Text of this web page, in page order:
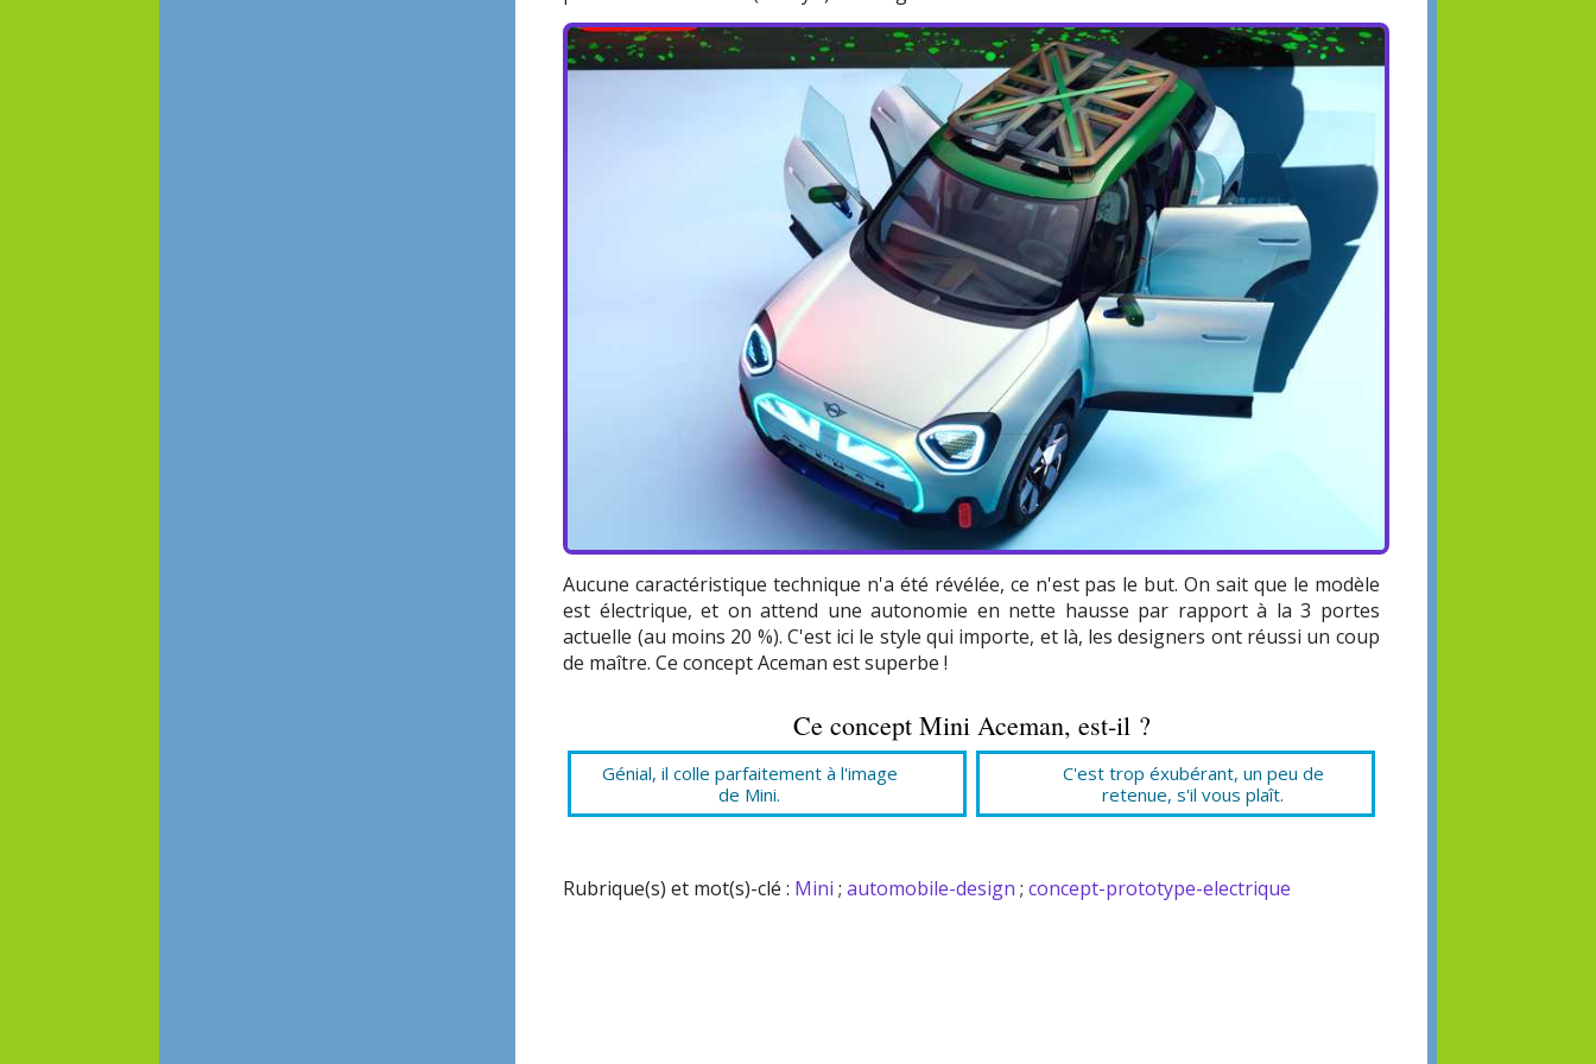
Aucune caractéristique technique n'a été révélée, ce n'est pas le but. On sait que le modèle
est électrique, et on attend une autonomie en nette hausse par rapport à la 3 portes
actuelle (au moins 20 %). C'est ici le style qui importe, et là, les designers ont réussi un coup
de maître. Ce concept Aceman est superbe !
Ce concept Mini Aceman, est-il ?
Génial, il colle parfaitement à l'image
de Mini.
C'est trop éxubérant, un peu de
retenue, s'il vous plaît.
Rubrique(s) et mot(s)-clé : Mini ;automobile-design ;concept-prototype-electrique